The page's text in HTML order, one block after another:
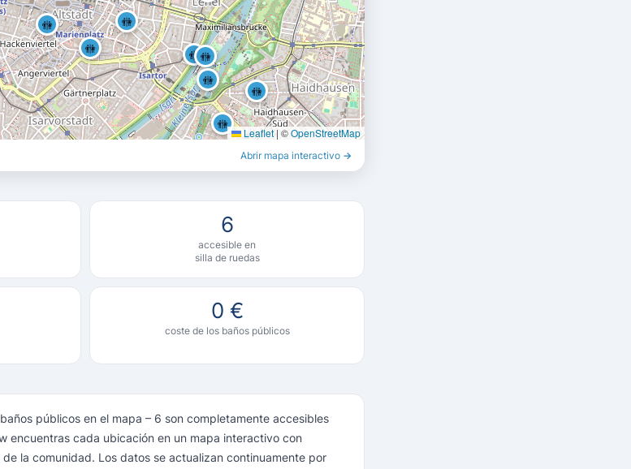
🚻
🚻
🚻
🚻
🚻
🚻 🚻
🚻
Leaflet | ©OpenStreetMap
Abrir mapa interactivo →
6
accesible en
silla de ruedas
0 €
coste de los baños públicos
públicos en el mapa – 6 son completamente accesibles
encuentras cada ubicación en un mapa interactivo con
la comunidad. Los datos se actualizan continuamente por